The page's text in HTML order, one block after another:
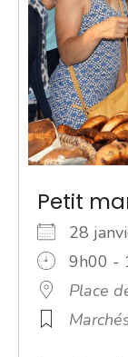
Petit
28
9h00 -
Place